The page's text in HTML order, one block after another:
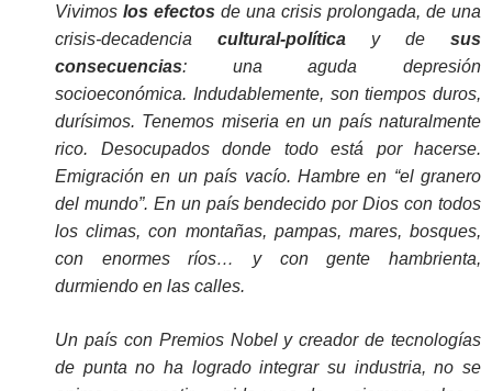
Vivimos los efectos de una crisis prolongada, de una
crisis-decadencia cultural-política y de sus
consecuencias: una aguda depresión
socioeconómica. Indudablemente, son tiempos duros,
durísimos. Tenemos miseria en un país naturalmente
rico. Desocupados donde todo está por hacerse.
Emigración en un país vacío. Hambre en “el granero
del mundo”. En un país bendecido por Dios con todos
los climas, con montañas, pampas, mares, bosques,
con enormes ríos… y con gente hambrienta,
durmiendo en las calles.
Un país con Premios Nobel y creador de tecnologías
de punta no ha logrado integrar su industria, no se